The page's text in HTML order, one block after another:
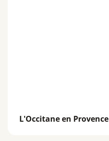
L'Occitane en Provence